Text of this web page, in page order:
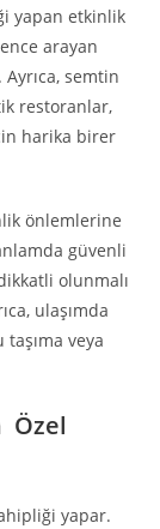
yapan etkinlik
arayan
semtin
restoranlar,
harika birer
önlemlerine
güvenli
olunmalı
ulaşımda
veya
Özel
yapar.